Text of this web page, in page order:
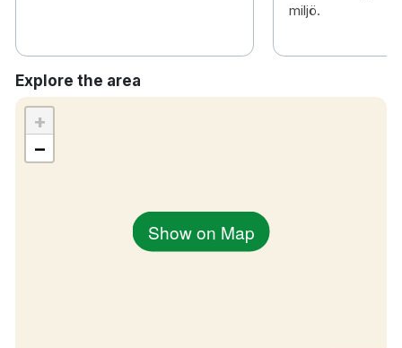
miljö.
Explore the area
Show on Map
+
−